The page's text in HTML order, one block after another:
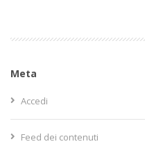
Meta
Accedi
Feed dei contenuti